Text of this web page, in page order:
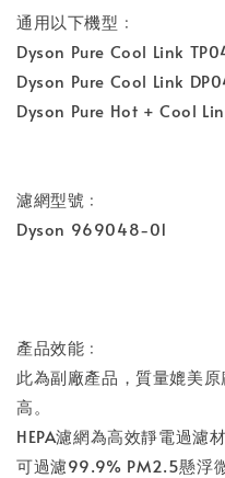
通用以下機型﹕
Dyson Pure Cool Link
Dyson Pure Cool Link
Dyson Pure Hot + Cool
濾網型號﹕
Dyson 969048-01
產品效能﹕
此為副廠產品，質量媲美
高。
HEPA濾網為高效靜電過濾材
可過濾99.9% PM2.5懸浮